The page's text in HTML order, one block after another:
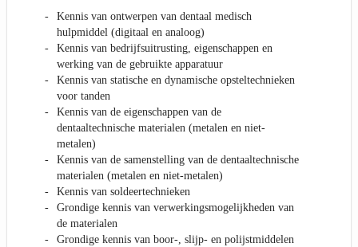
Kennis van ontwerpen van dentaal medisch
hulpmiddel (digitaal en analoog)
Kennis van bedrijfsuitrusting, eigenschappen en
werking van de gebruikte apparatuur
Kennis van statische en dynamische opsteltechnieken
voor tanden
Kennis van de eigenschappen van de
dentaaltechnische materialen (metalen en niet-
metalen)
Kennis van de samenstelling van de dentaaltechnische
materialen (metalen en niet-metalen)
Kennis van soldeertechnieken
Grondige kennis van verwerkingsmogelijkheden van
de materialen
Grondige kennis van boor-, slijp- en polijstmiddelen